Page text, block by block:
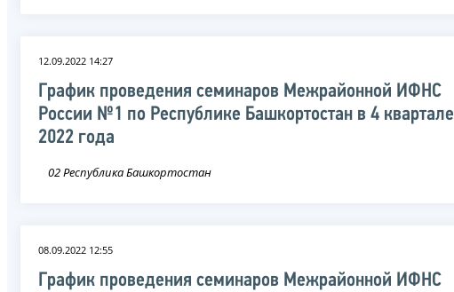
12.09.2022 14:27
График проведения семинаров Межрайонной ИФНС
России №1 по Республике Башкортостан в 4 квартале
2022 года
02 Республика Башкортостан
08.09.2022 12:55
График проведения семинаров Межрайонной ИФНС